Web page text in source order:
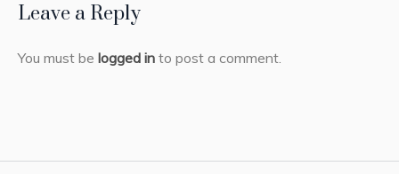
Leave a Reply
You must be logged in to post a comment.